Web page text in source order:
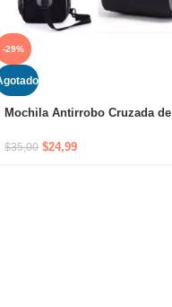
-29%
Mochila Antirrobo Cruzada de
USB y Cierre Oculto
$35,00 $24,99